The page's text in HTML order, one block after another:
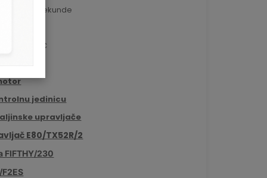
90º: 24 sekunde
cm/s
H70/200AC
jedinicu
upravljače
E80/TX52R/2
FIFTHY/230